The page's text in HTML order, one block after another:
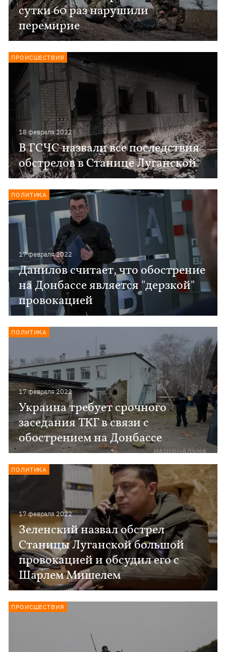
сутки 60 раз нарушили
перемирие
18 февраля 2022
В ГСЧС назвали все последствия
обстрелов в Станице Луганской
ПРОИСШЕСТВИЯ
17 февраля 2022
Данилов считает, что обострение
на Донбассе является "дерзкой"
провокацией
ПОЛИТИКА
17 февраля 2022
Украина требует срочного
заседания ТКГ в связи с
обострением на Донбассе
ПОЛИТИКА
17 февраля 2022
Зеленский назвал обстрел
Станицы Луганской большой
провокацией и обсудил его с
Шарлем Мишелем
ПОЛИТИКА
ПРОИСШЕСТВИЯ